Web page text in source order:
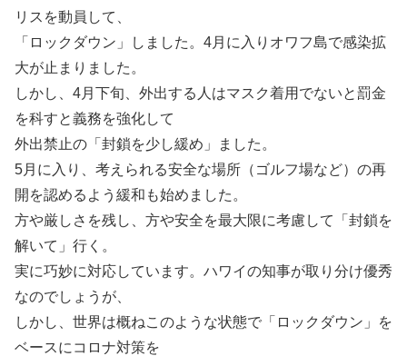
リスを動員して、
「ロックダウン」しました。4月に入りオワフ島で感染拡
大が止まりました。
しかし、4月下旬、外出する人はマスク着用でないと罰金
を科すと義務を強化して
外出禁止の「封鎖を少し緩め」ました。
5月に入り、考えられる安全な場所（ゴルフ場など）の再
開を認めるよう緩和も始めました。
方や厳しさを残し、方や安全を最大限に考慮して「封鎖を
解いて」行く。
実に巧妙に対応しています。ハワイの知事が取り分け優秀
なのでしょうが、
しかし、世界は概ねこのような状態で「ロックダウン」を
ベースにコロナ対策を